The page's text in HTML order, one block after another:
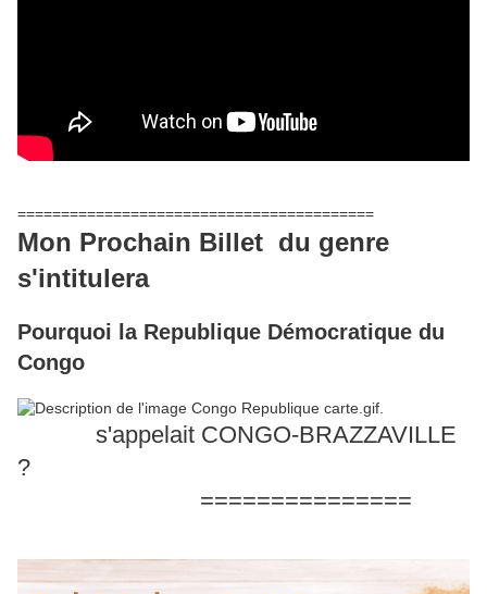
=========================================
Mon Prochain Billet du genre
s'intitulera
Pourquoi la Republique Démocratique du
Congo
s'appelait CONGO-BRAZZAVILLE
?
===============